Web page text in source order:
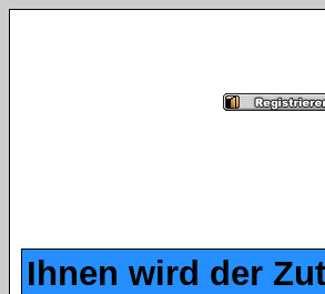
Ihnen wird der